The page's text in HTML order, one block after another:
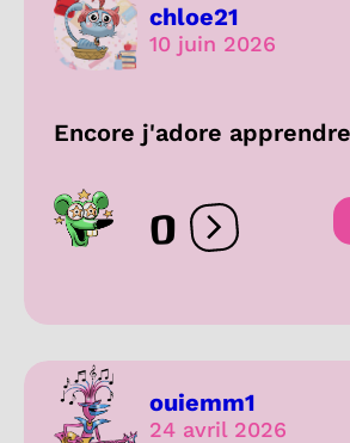
chloe21
10 juin 2026
Encore j'adore
0 Ouvrir les
ouiemm1
24 avril 2026